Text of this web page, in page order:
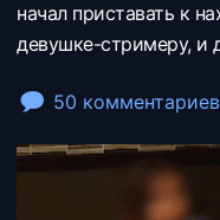
начал приставать к
девушке-стримеру, и
50 комментариев